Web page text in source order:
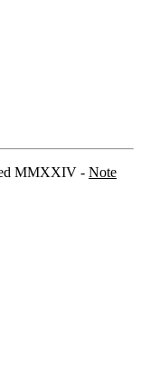
MMXXIV - Note